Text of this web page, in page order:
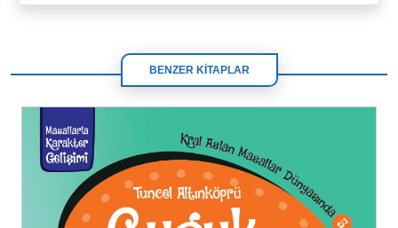
BENZER KİTAPLAR